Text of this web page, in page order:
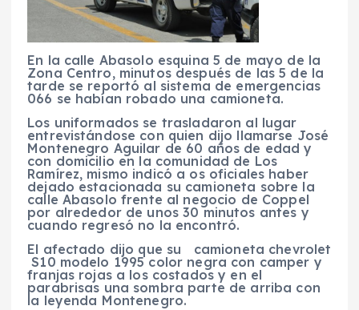
En la calle Abasolo esquina 5 de mayo de la
Zona Centro, minutos después de las 5 de la
tarde se reportó al sistema de emergencias
066 se habían robado una camioneta.
Los uniformados se trasladaron al lugar
entrevistándose con quien dijo llamarse José
Montenegro Aguilar de 60 años de edad y
con domicilio en la comunidad de Los
Ramírez, mismo indicó a os oficiales haber
dejado estacionada su camioneta sobre la
calle Abasolo frente al negocio de Coppel
por alrededor de unos 30 minutos antes y
cuando regresó no la encontró.
El afectado dijo que su camioneta chevrolet
S10 modelo 1995 color negra con camper y
franjas rojas a los costados y en el
parabrisas una sombra parte de arriba con
la leyenda Montenegro.